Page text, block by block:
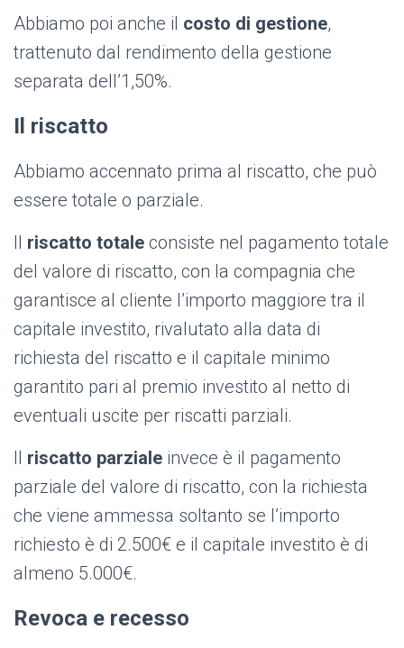
Abbiamo poi anche il costo di gestione,
trattenuto dal rendimento della gestione
separata dell’1,50%.
Il riscatto
Abbiamo accennato prima al riscatto, che può
essere totale o parziale.
Il riscatto totale consiste nel pagamento totale
del valore di riscatto, con la compagnia che
garantisce al cliente l’importo maggiore tra il
capitale investito, rivalutato alla data di
richiesta del riscatto e il capitale minimo
garantito pari al premio investito al netto di
eventuali uscite per riscatti parziali.
Il riscatto parziale invece è il pagamento
parziale del valore di riscatto, con la richiesta
che viene ammessa soltanto se l’importo
richiesto è di 2.500€ e il capitale investito è di
almeno 5.000€.
Revoca e recesso